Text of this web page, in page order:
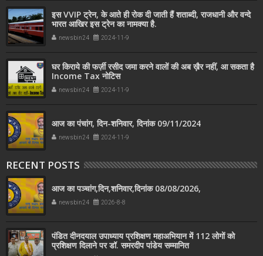
इस VVIP ट्रेन, के आते ही रोक दी जाती हैं शताब्दी, राजधानी और वन्दे
भारत आखिर इस ट्रेन का नामक्या है.
newsbin24 2024-11-9
घर किराये की फर्ज़ी रसीद जमा करने वालों की अब ख़ैर नहीं, आ सकता है
Income Tax नोटिस
newsbin24 2024-11-9
आज का पंचांग, दिन-शनिवार, दिनांक 09/11/2024
newsbin24 2024-11-9
RECENT POSTS
आज का पञ्चांग,दिन,शनिवार,दिनांक 08/08/2026,
newsbin24 2026-8-8
पंडित दीनदयाल उपाध्याय प्रशिक्षण महाअभियान में 112 लोगों को
प्रशिक्षण दिलाने पर डॉ. समरदीप पांडेय सम्मानित